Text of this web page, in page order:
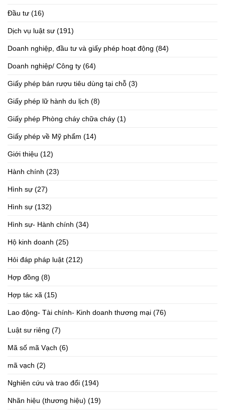
Đầu tư (16)
Dịch vụ luật sư (191)
Doanh nghiệp, đầu tư và giấy phép hoạt động (84)
Doanh nghiệp/ Công ty (64)
Giấy phép bán rượu tiêu dùng tại chỗ (3)
Giấy phép lữ hành du lịch (8)
Giấy phép Phòng cháy chữa cháy (1)
Giấy phép về Mỹ phẩm (14)
Giới thiệu (12)
Hành chính (23)
Hình sự (27)
Hình sự (132)
Hình sự- Hành chính (34)
Hộ kinh doanh (25)
Hỏi đáp pháp luật (212)
Hợp đồng (8)
Hợp tác xã (15)
Lao động- Tài chính- Kinh doanh thương mại (76)
Luật sư riêng (7)
Mã số mã Vạch (6)
mã vạch (2)
Nghiên cứu và trao đổi (194)
Nhãn hiệu (thương hiệu) (19)